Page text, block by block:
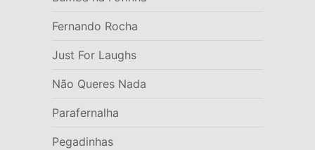
Fernando Rocha
Just For Laughs
Não Queres Nada
Parafernalha
Pegadinhas